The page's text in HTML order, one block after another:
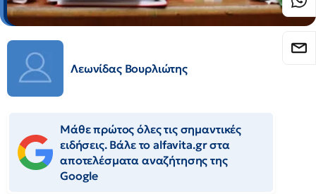
Λεωνίδας Βουρλιώτης
Μάθε πρώτος όλες τις σημαντικές
ειδήσεις. Βάλε το alfavita.gr στα
αποτελέσματα αναζήτησης της
Google